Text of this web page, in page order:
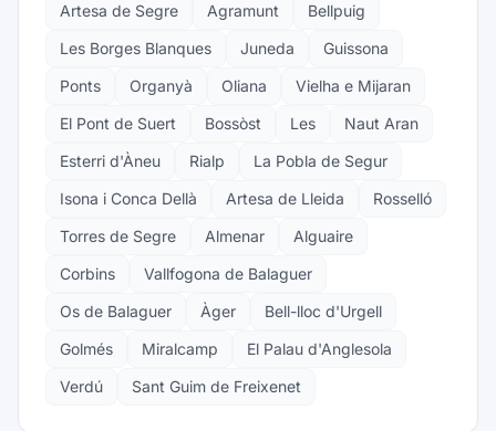
Artesa de Segre
Agramunt
Bellpuig
Les Borges Blanques
Juneda
Guissona
Ponts
Organyà Oliana
Vielha e Mijaran
El Pont de Suert
Bossòst Les
Naut Aran
Esterri d'Àneu
Rialp
La Pobla de Segur
Isona i Conca Dellà
Artesa de Lleida
Rosselló
Torres de Segre
Almenar
Alguaire
Corbins
Vallfogona de Balaguer
Os de Balaguer
Àger
Bell-lloc d'Urgell
Golmés
Miralcamp
El Palau d'Anglesola
Verdú
Sant Guim de Freixenet